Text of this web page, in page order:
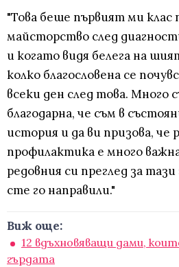
"Това беше първият ми клас
майсторство след
и когато видя белега на
колко благословена се
всеки ден след това. Много
благодарна, че съм в
история и да ви призова, че
профилактика е много
редовния си преглед за
сте го направили."
Виж още:
12 вдъхновяващи дами,
гърдата